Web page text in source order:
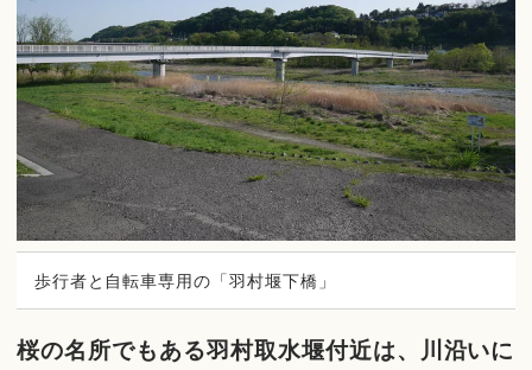
歩行者と自転車専用の「羽村堰下橋」
桜の名所でもある羽村取水堰付近は、川沿いに